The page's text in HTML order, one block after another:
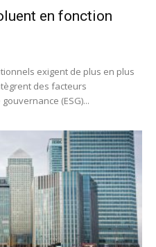
en fonction
exigent de plus en plus
des facteurs
(ESG)...